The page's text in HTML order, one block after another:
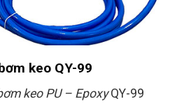
keo QY-99
keo PU – EpoxyQY-99